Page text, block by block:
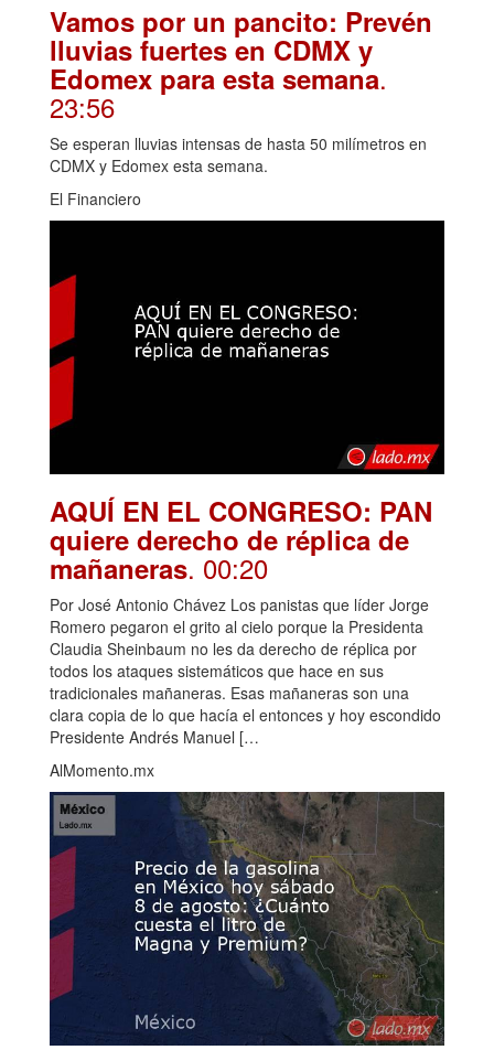
Vamos por un pancito: Prevén
lluvias fuertes en CDMX y
Edomex para esta semana.
23:56
Se esperan lluvias intensas de hasta 50 milímetros en
CDMX y Edomex esta semana.
El Financiero
AQUÍ EN EL CONGRESO: PAN
quiere derecho de réplica de
mañaneras. 00:20
Por José Antonio Chávez Los panistas que líder Jorge
Romero pegaron el grito al cielo porque la Presidenta
Claudia Sheinbaum no les da derecho de réplica por
todos los ataques sistemáticos que hace en sus
tradicionales mañaneras. Esas mañaneras son una
clara copia de lo que hacía el entonces y hoy escondido
Presidente Andrés Manuel […
AlMomento.mx